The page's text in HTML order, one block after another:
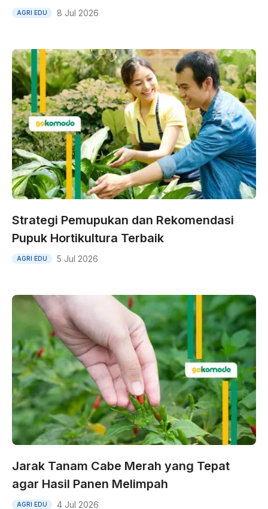
AGRI EDU 8 Jul 2026
Strategi Pemupukan dan Rekomendasi
Pupuk Hortikultura Terbaik
AGRI EDU 5 Jul 2026
Jarak Tanam Cabe Merah yang Tepat
agar Hasil Panen Melimpah
AGRI EDU 4 Jul 2026